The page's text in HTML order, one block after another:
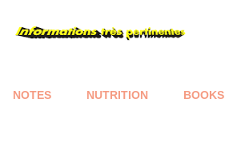
NOTES NUTRITION BOOKS